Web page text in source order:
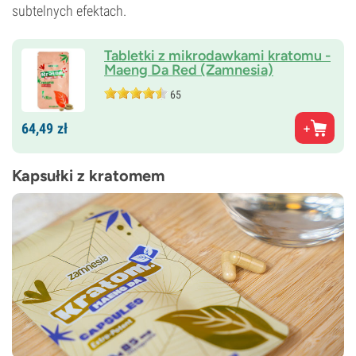
subtelnych efektach.
Tabletki z mikrodawkami kratomu -
Maeng Da Red (Zamnesia)
65
64,49 zł
Kapsułki z kratomem